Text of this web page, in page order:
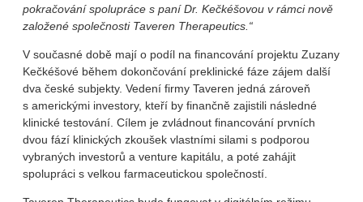
pokračování spolupráce s paní Dr. Kečkéšovou v rámci nově
založené společnosti Taveren Therapeutics.“
V současné době mají o podíl na financování projektu Zuzany
Kečkéšové během dokončování preklinické fáze zájem další
dva české subjekty. Vedení firmy Taveren jedná zároveň
s americkými investory, kteří by finančně zajistili následné
klinické testování. Cílem je zvládnout financování prvních
dvou fází klinických zkoušek vlastními silami s podporou
vybraných investorů a venture kapitálu, a poté zahájit
spolupráci s velkou farmaceutickou společností.